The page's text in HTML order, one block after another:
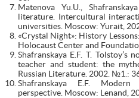
Matenova Yu.U.,
literature. Intercultural
universities. Moscow: Yurait,
«Crystal Night»: History
Holocaust Center and
Shafranskaya E.F. T. Tolstoy’s
teacher and student: the
Russian Literature. 2002. №1.:
Shafranskaya E.F.
perspective. Moscow: Lenand,